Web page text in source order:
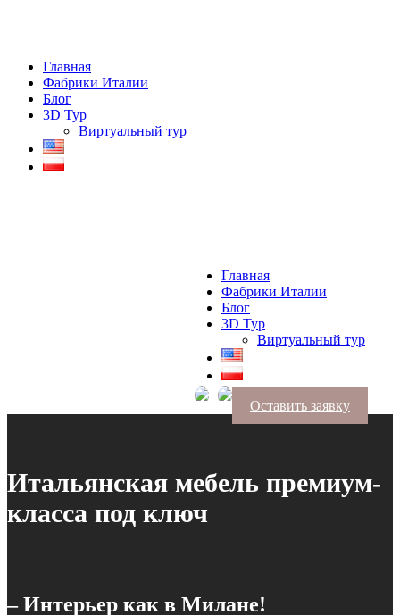
Главная
Фабрики Италии
Блог
3D Тур
Виртуальный тур
Главная
Фабрики Италии
Блог
3D Тур
Виртуальный тур
Оставить заявку
Итальянская мебель премиум-
класса под ключ
– Интерьер как в Милане!